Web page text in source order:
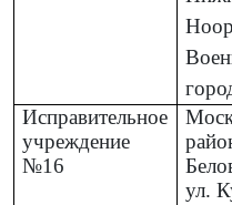
Исправительное
учреждение
№16
ул.